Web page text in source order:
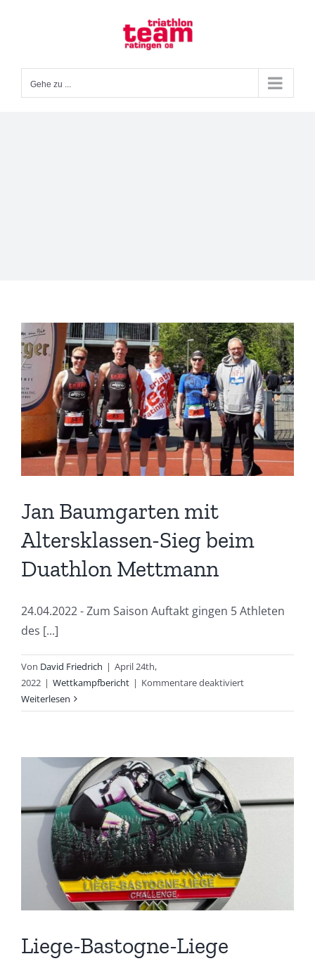
Gehe zu ...
Jan Baumgarten mit
Altersklassen-Sieg beim
Duathlon Mettmann
24.04.2022 - Zum Saison Auftakt gingen 5 Athleten
des [...]
Von David Friedrich | April 24th,
2022 | Wettkampfbericht | Kommentare deaktiviertfür
Baumgarten
Mettmann
Weiterlesen
Liege-Bastogne-Liege